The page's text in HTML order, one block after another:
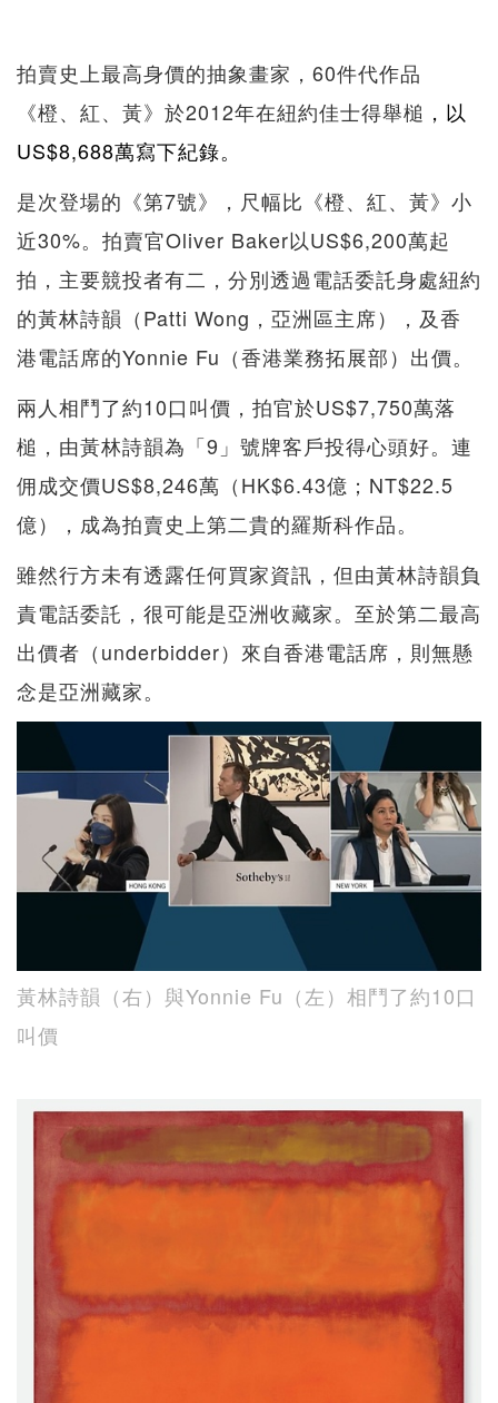
拍賣史上最高身價的抽象畫家，60件代作品
《橙、紅、黃》於2012年在紐約佳士得舉槌 ，以
US$8,688萬寫下紀錄。
是次登場的《第7號》，尺幅比《橙、紅、黃》小
近30%。拍賣官Oliver Baker以US$6,200萬起
拍，主要競投者有二，分別透過電話委託身處紐約
的黃林詩韻（Patti Wong，亞洲區主席），及香
港電話席的Yonnie Fu（香港業務拓展部）出價。
兩人相鬥了約10口叫價，拍官於US$7,750萬落
槌，由黃林詩韻為「9」號牌客戶投得心頭好。連
佣成交價US$8,246萬（HK$6.43億；NT$22.5
億），成為拍賣史上第二貴的羅斯科作品。
雖然行方未有透露任何買家資訊，但由黃林詩韻負
責電話委託，很可能是亞洲收藏家。至於第二最高
出價者（underbidder）來自香港電話席，則無懸
念是亞洲藏家。
黃林詩韻（右）與Yonnie Fu（左）相鬥了約10口
叫價